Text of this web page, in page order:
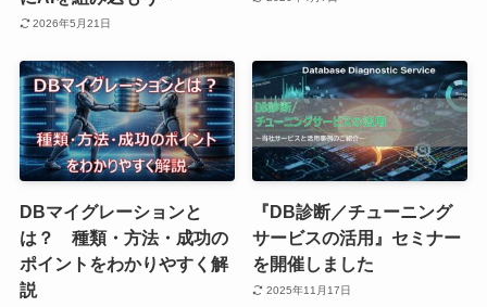
2026年5月21日
DBマイグレーションと
は？ 種類・方法・成功の
ポイントをわかりやすく解
説
『DB診断／チューニング
サービスの活用』セミナー
を開催しました
2025年11月17日